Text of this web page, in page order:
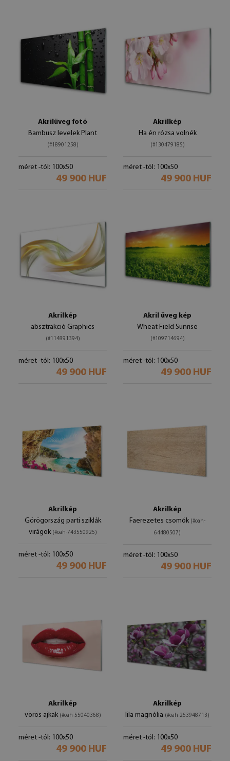
Akrilüveg fotó
Bambusz levelek Plant
(#18901258)
méret -tól: 100x50
49 900 HUF
Akrilkép
Ha én rózsa volnék
(#130479185)
méret -tól: 100x50
49 900 HUF
Akrilkép
absztrakció Graphics
(#114891394)
méret -tól: 100x50
49 900 HUF
Akril üveg kép
Wheat Field Sunrise
(#109714694)
méret -tól: 100x50
49 900 HUF
Akrilkép
Görögország parti sziklák
virágok (#oah-743550925)
méret -tól: 100x50
49 900 HUF
Akrilkép
Faerezetes csomók (#oah-
64480507)
méret -tól: 100x50
49 900 HUF
Akrilkép
vörös ajkak (#oah-55040368)
méret -tól: 100x50
49 900 HUF
Akrilkép
lila magnólia (#oah-253948713)
méret -tól: 100x50
49 900 HUF